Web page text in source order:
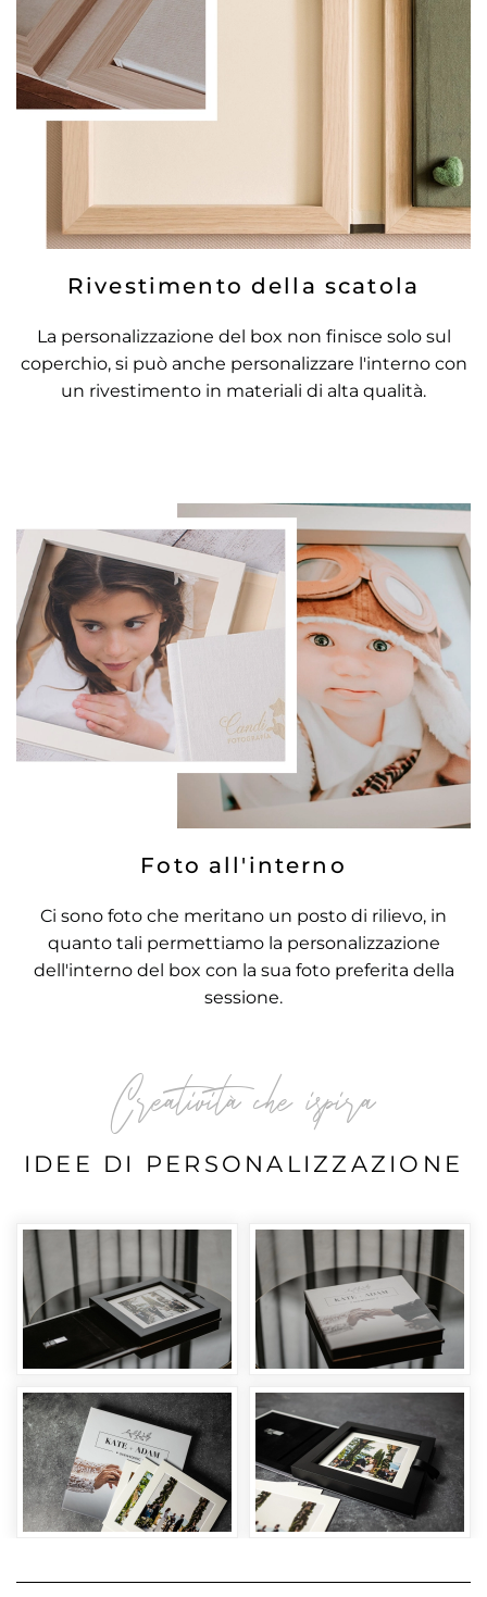
Rivestimento della scatola
La personalizzazione del box non finisce solo sul
coperchio, si può anche personalizzare l'interno con
un rivestimento in materiali di alta qualità.
Foto all'interno
Ci sono foto che meritano un posto di rilievo, in
quanto tali permettiamo la personalizzazione
dell'interno del box con la sua foto preferita della
sessione.
Creatività che ispira
IDEE DI PERSONALIZZAZIONE